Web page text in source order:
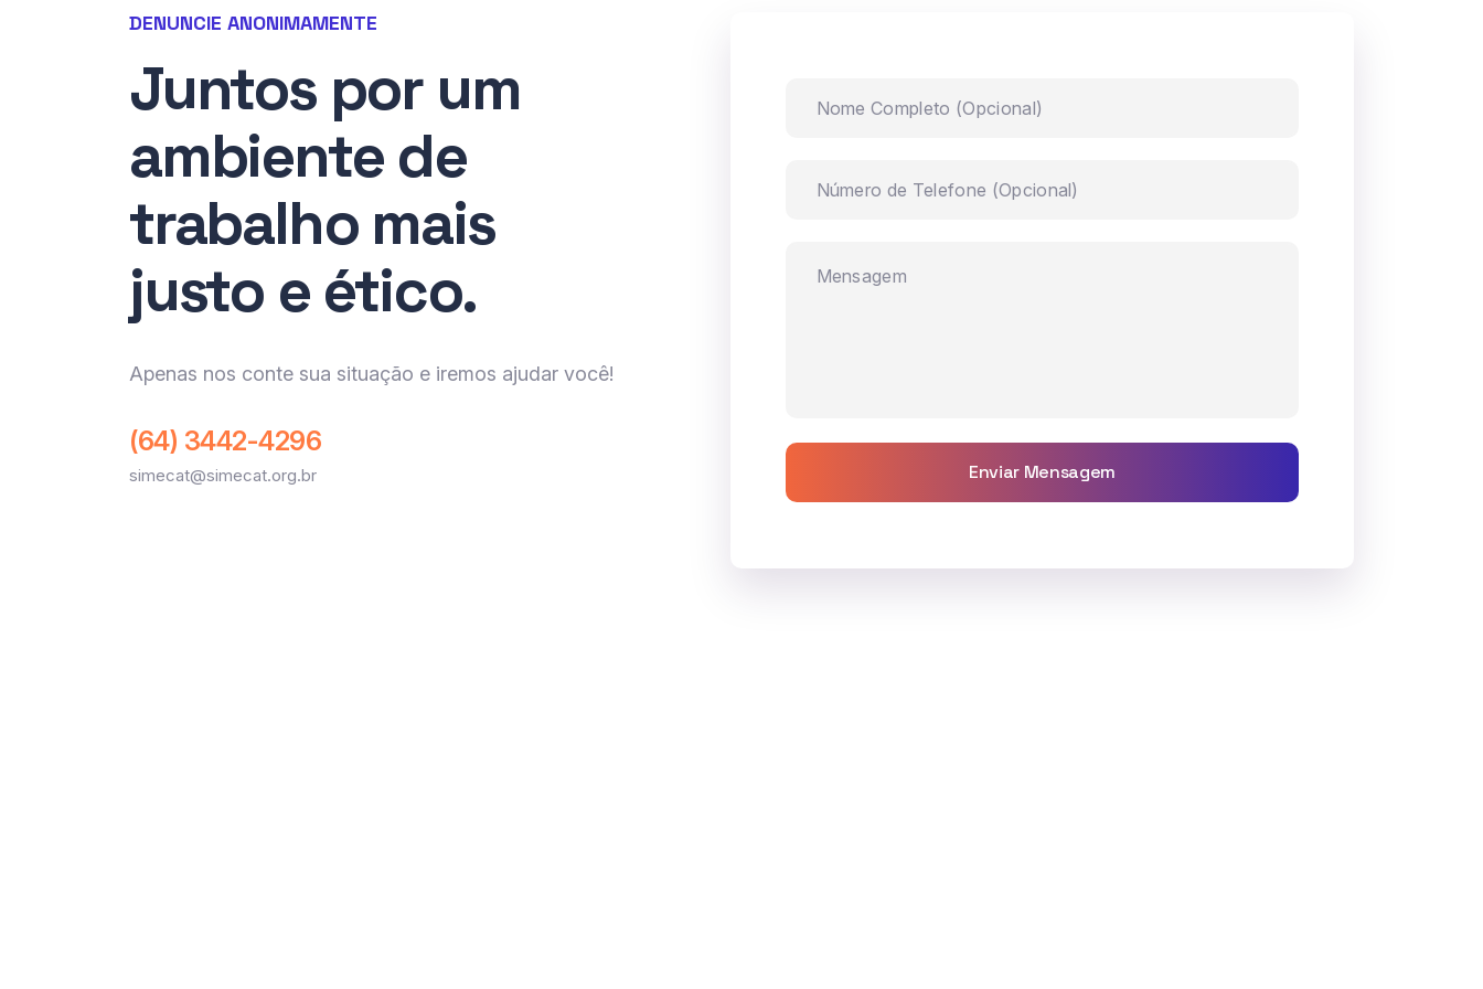
DENUNCIE ANONIMAMENTE
Juntos por um
ambiente de
trabalho mais
justo e ético.
Apenas nos conte sua situação e iremos ajudar você!
(64) 3442-4296
simecat@simecat.org.br Enviar Mensagem